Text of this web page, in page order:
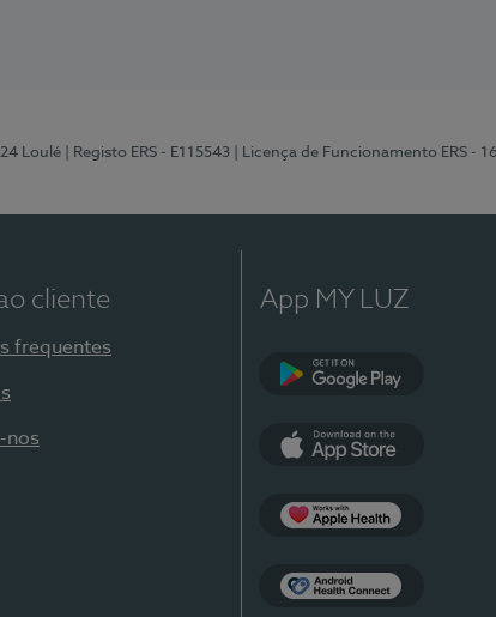
Loulé | Registo ERS - E115543 | Licença de Funcionamento ERS -
cliente
frequentes
nos
App MY LUZ